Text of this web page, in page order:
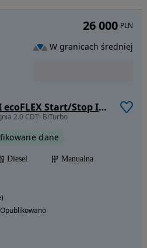
Opel Insignia 2.0 CDTI ecoFLEX Start/Stop Innovation
2.0 CDTi BiTurbo
dane
Diesel
Manualna
26 000 PLN
W granicach średniej